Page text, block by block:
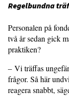
Regelbundna
Personalen på
två år sedan gick
praktiken?
– Vi träffas
frågor. Så här
reagera snabbt,